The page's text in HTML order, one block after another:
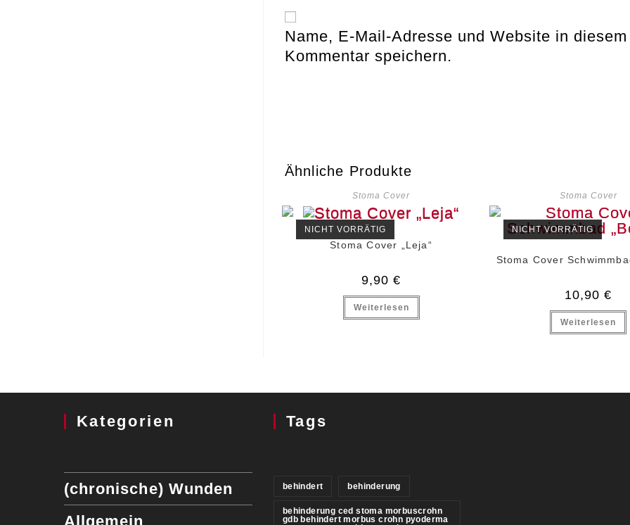
Name, E-Mail-Adresse und Website in
Kommentar speichern.
Ähnliche Produkte
Stoma Cover
NICHT VORRÄTIG
Stoma Cover „Leja“
9,90€
Weiterlesen
Stoma Cover
NICHT VORRÄTIG
Stoma Cover
10,90€
Weiterlesen
Kategorien
(chronische) Wunden
Allgemein
Tags
behindert behinderung
behinderung ced stoma morbuscrohn
gdb behindert morbus crohn pyoderma